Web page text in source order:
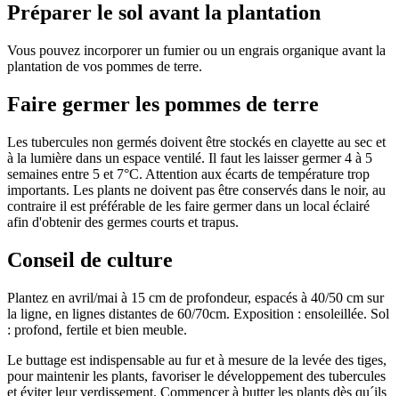
Préparer le sol avant la plantation
Vous pouvez incorporer un fumier ou un engrais organique avant la
plantation de vos pommes de terre.
Faire germer les pommes de terre
Les tubercules non germés doivent être stockés en clayette au sec et
à la lumière dans un espace ventilé. Il faut les laisser germer 4 à 5
semaines entre 5 et 7°C. Attention aux écarts de température trop
importants. Les plants ne doivent pas être conservés dans le noir, au
contraire il est préférable de les faire germer dans un local éclairé
afin d'obtenir des germes courts et trapus.
Conseil de culture
Plantez en avril/mai à 15 cm de profondeur, espacés à 40/50 cm sur
la ligne, en lignes distantes de 60/70cm. Exposition : ensoleillée. Sol
: profond, fertile et bien meuble.
Le buttage est indispensable au fur et à mesure de la levée des tiges,
pour maintenir les plants, favoriser le développement des tubercules
et éviter leur verdissement. Commencer à butter les plants dès qu´ils